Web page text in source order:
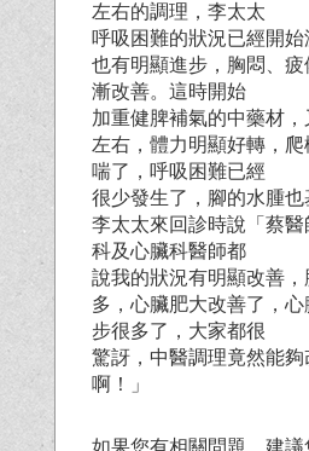
左右的調理，李太太
呼吸困難的狀況已經開
也有明顯進步，胸悶、
漸改善。這時開始
加重健脾補氣的中藥材，
左右，體力明顯好轉，
喘了，呼吸困難已經
很少發生了，腳的水腫也
李太太來回診時說「蔡
科及心臟科醫師都
說我的狀況有明顯改善
多，心臟肥大改善了，
步很多了，大家都很
驚訝，中醫調理竟然能夠
啊！」
如果您有相關問題，建